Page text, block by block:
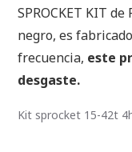
SPROCKET KIT
negro, es
frecuencia, este
desgaste.
Kit sprocket 15-42t